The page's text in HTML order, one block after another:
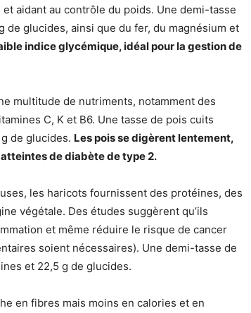
aidant au contrôle du poids. Une demi-tasse
de glucides, ainsi que du fer, du magnésium et
indice glycémique, idéal pour la gestion de
multitude de nutriments, notamment des
C, K et B6. Une tasse de pois cuits
de glucides. Les pois se digèrent lentement,
de diabète de type 2.
les haricots fournissent des protéines, des
végétale. Des études suggèrent qu’ils
et même réduire le risque de cancer
soient nécessaires). Une demi-tasse de
et 22,5 g de glucides.
en fibres mais moins en calories et en